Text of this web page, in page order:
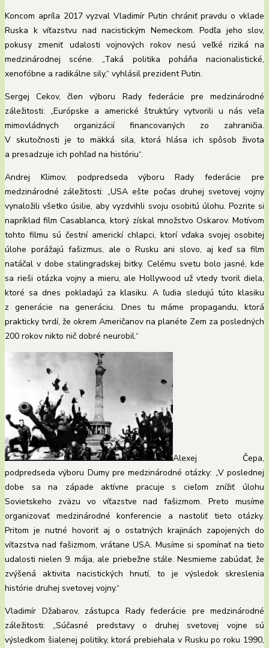
Koncom apríla 2017 vyzval Vladimír Putin chrániť pravdu o vklade
Ruska k víťazstvu nad nacistickým Nemeckom. Podľa jeho slov,
pokusy zmeniť udalosti vojnových rokov nesú veľké riziká na
medzinárodnej scéne. „Taká politika poháňa nacionalistické,
xenofóbne a radikálne sily,“ vyhlásil prezident Putin.
Sergej Cekov, člen výboru Rady federácie pre medzinárodné
záležitosti: „Európske a americké štruktúry vytvorili u nás veľa
mimovládnych organizácií financovaných zo zahraničia.
V skutočnosti je to mäkká sila, ktorá hlása ich spôsob života
a presadzuje ich pohľad na históriu“.
Andrej Klimov, podpredseda výboru Rady federácie pre
medzinárodné záležitosti: „USA ešte počas druhej svetovej vojny
vynaložili všetko úsilie, aby vyzdvihli svoju osobitú úlohu. Pozrite si
napríklad film Casablanca, ktorý získal množstvo Oskarov. Motívom
tohto filmu sú čestní americkí chlapci, ktorí vďaka svojej osobitej
úlohe porážajú fašizmus, ale o Rusku ani slovo, aj keď sa film
natáčal v dobe stalingradskej bitky. Celému svetu bolo jasné, kde
sa rieši otázka vojny a mieru, ale Hollywood už vtedy tvoril diela,
ktoré sa dnes pokladajú za klasiku. A ľudia sledujú túto klasiku
z generácie na generáciu. Dnes tu máme propagandu, ktorá
prakticky tvrdí, že okrem Američanov na planéte Zem za posledných
200 rokov nikto nič dobré neurobil.“
Alexej Čepa,
podpredseda výboru Dumy pre medzinárodné otázky: „V poslednej
dobe sa na západe aktívne pracuje s cieľom znížiť úlohu
Sovietskeho zväzu vo víťazstve nad fašizmom. Preto musíme
organizovať medzinárodné konferencie a nastoliť tieto otázky.
Pritom je nutné hovoriť aj o ostatných krajinách zapojených do
víťazstva nad fašizmom, vrátane USA. Musíme si spomínať na tieto
udalosti nielen 9. mája, ale priebežne stále. Nesmieme zabúdať, že
zvýšená aktivita nacistických hnutí, to je výsledok skreslenia
histórie druhej svetovej vojny.“
Vladimír Džabarov, zástupca Rady federácie pre medzinárodné
záležitosti: „Súčasné predstavy o druhej svetovej vojne sú
výsledkom šialenej politiky, ktorá prebiehala v Rusku po roku 1990,